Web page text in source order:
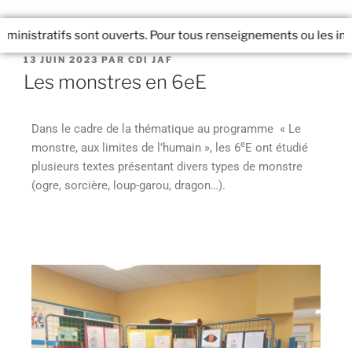
sont ouverts. Pour tous renseignements ou les
13 JUIN 2023PARCDI JAF
Les monstres en 6eE
Dans le cadre de la thématique au programme « Le
monstre, aux limites de l’humain », les 6eE ont étudié
plusieurs textes présentant divers types de monstre
(ogre, sorcière, loup-garou, dragon…).